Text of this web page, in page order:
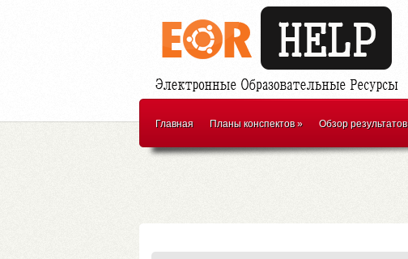
Главная Планы конспектов» Обзор результатов